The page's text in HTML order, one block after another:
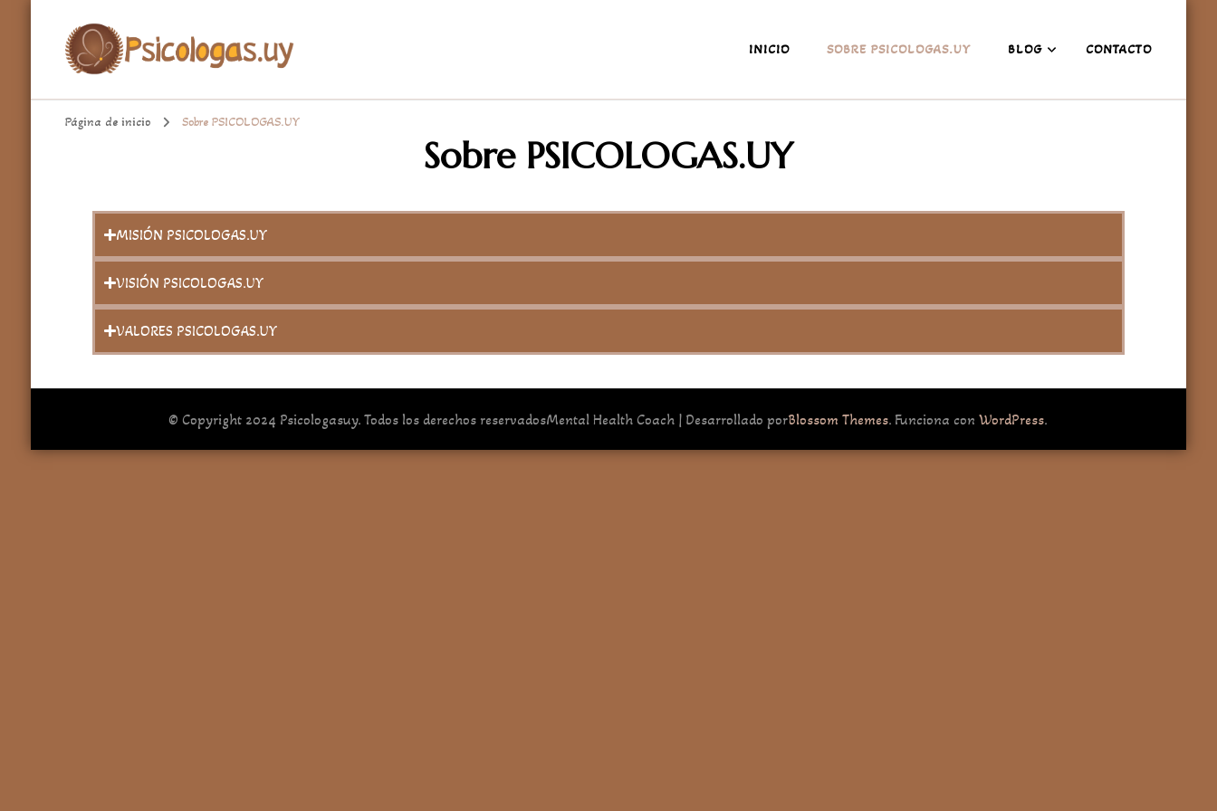
Psicologa.uy
INICIO SOBRE PSICOLOGAS.UY BLOG CONTACTO
Página de inicio Sobre PSICOLOGAS.UY
Sobre PSICOLOGAS.UY
MISIÓN PSICOLOGAS.UY
VISIÓN PSICOLOGAS.UY
VALORES PSICOLOGAS.UY
© Copyright 2024 Psicologasuy. Todos los derechos reservadosMental Health Coach | Desarrollado porBlossom Themes. Funciona conWordPress.